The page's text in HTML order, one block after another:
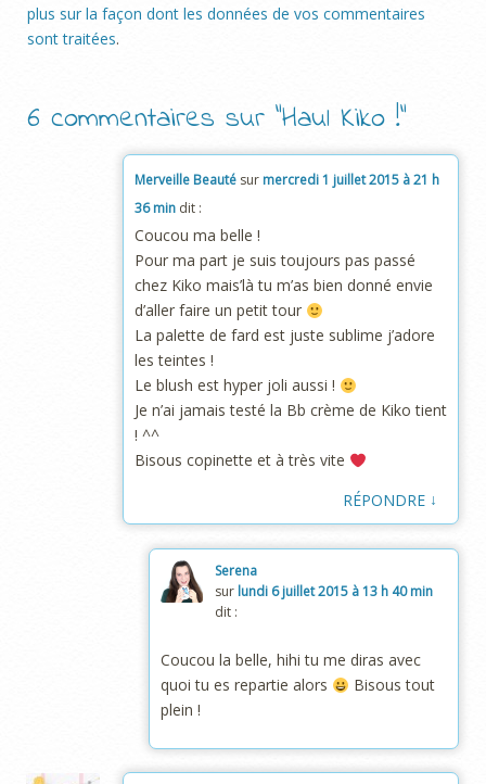
plus sur la façon dont les données de vos commentaires
sont traitées.
6 commentaires sur “Haul Kiko !”
Merveille Beauté sur mercredi 1 juillet 2015 à 21 h
36 min dit :
Coucou ma belle !
Pour ma part je suis toujours pas passé
chez Kiko mais’là tu m’as bien donné envie
d’aller faire un petit tour
La palette de fard est juste sublime j’adore
les teintes !
Le blush est hyper joli aussi !
Je n’ai jamais testé la Bb crème de Kiko tient
! ^^
Bisous copinette et à très vite
RÉPONDRE ↓
Serena
sur lundi 6 juillet 2015 à 13 h 40 min
dit :
Coucou la belle, hihi tu me diras avec
quoi tu es repartie alors
Bisous tout
plein !